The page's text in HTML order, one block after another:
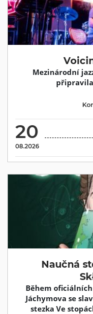
Mezinárodní
připravila
20
08.2026
Naučná
Během
Jáchymova se
stezka Ve